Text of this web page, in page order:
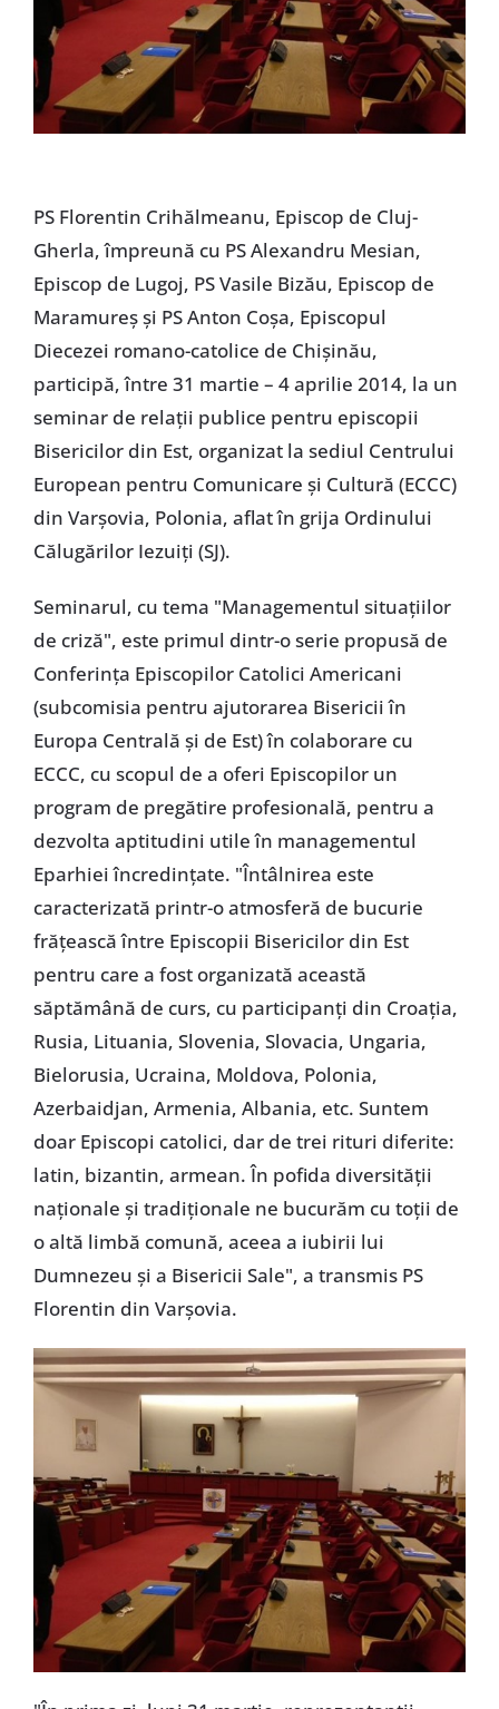
PS Florentin Crihălmeanu, Episcop de Cluj-
Gherla, împreună cu PS Alexandru Mesian,
Episcop de Lugoj, PS Vasile Bizău, Episcop de
Maramureş şi PS Anton Coşa, Episcopul
Diecezei romano-catolice de Chişinău,
participă, între 31 martie – 4 aprilie 2014, la un
seminar de relaţii publice pentru episcopii
Bisericilor din Est, organizat la sediul Centrului
European pentru Comunicare şi Cultură (ECCC)
din Varşovia, Polonia, aflat în grija Ordinului
Călugărilor Iezuiţi (SJ).
Seminarul, cu tema "Managementul situaţiilor
de criză", este primul dintr-o serie propusă de
Conferinţa Episcopilor Catolici Americani
(subcomisia pentru ajutorarea Bisericii în
Europa Centrală şi de Est) în colaborare cu
ECCC, cu scopul de a oferi Episcopilor un
program de pregătire profesională, pentru a
dezvolta aptitudini utile în managementul
Eparhiei încredinţate. "Întâlnirea este
caracterizată printr-o atmosferă de bucurie
frăţească între Episcopii Bisericilor din Est
pentru care a fost organizată această
săptămână de curs, cu participanţi din Croaţia,
Rusia, Lituania, Slovenia, Slovacia, Ungaria,
Bielorusia, Ucraina, Moldova, Polonia,
Azerbaidjan, Armenia, Albania, etc. Suntem
doar Episcopi catolici, dar de trei rituri diferite:
latin, bizantin, armean. În pofida diversităţii
naţionale şi tradiţionale ne bucurăm cu toţii de
o altă limbă comună, aceea a iubirii lui
Dumnezeu şi a Bisericii Sale", a transmis PS
Florentin din Varşovia.